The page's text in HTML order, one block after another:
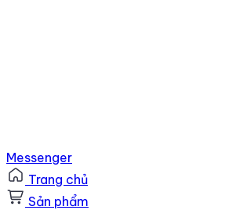
Messenger
Trang chủ
Sản phẩm